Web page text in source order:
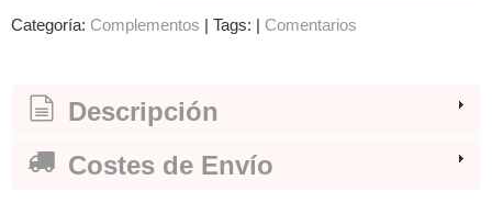
Categoría: Complementos | Tags: | Comentarios
Descripción
Costes de Envío